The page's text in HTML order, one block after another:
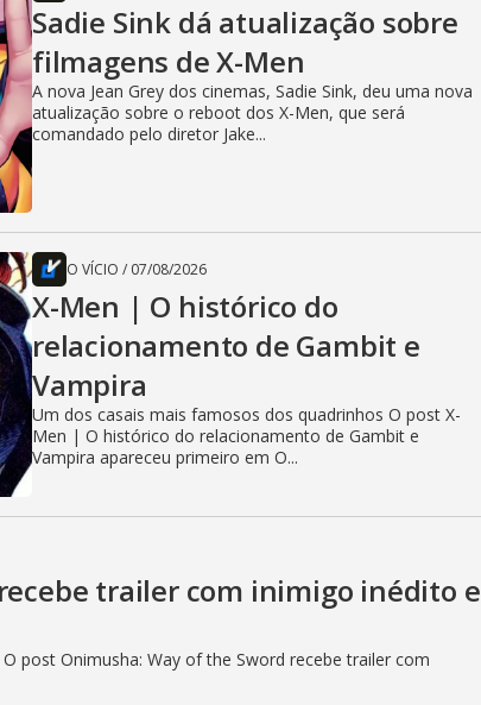
Sadie Sink dá atualização sobre
filmagens de X-Men
A nova Jean Grey dos cinemas, Sadie Sink, deu uma nova
atualização sobre o reboot dos X-Men, que será
comandado pelo diretor Jake...
O VÍCIO / 07/08/2026
X-Men | O histórico do
relacionamento de Gambit e
Vampira
Um dos casais mais famosos dos quadrinhos O post X-
Men | O histórico do relacionamento de Gambit e
Vampira apareceu primeiro em O...
trailer com inimigo inédito e
post Onimusha: Way of the Sword recebe trailer com